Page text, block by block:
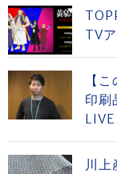
TV
【
印刷
川